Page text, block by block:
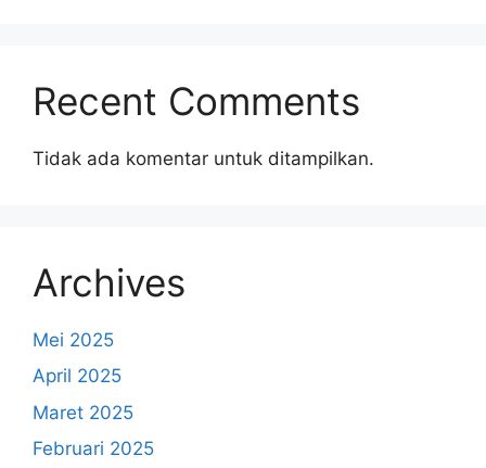
Recent Comments
Tidak ada komentar untuk ditampilkan.
Archives
Mei 2025
April 2025
Maret 2025
Februari 2025